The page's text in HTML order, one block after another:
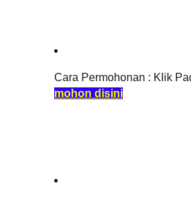
mohon disini